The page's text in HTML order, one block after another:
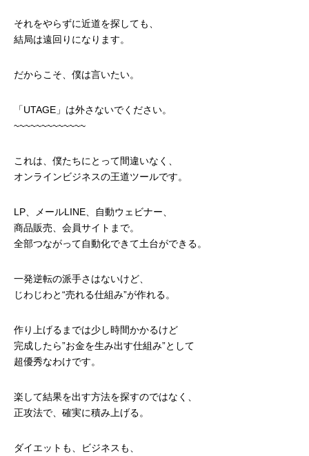
それをやらずに近道を探しても、
結局は遠回りになります。
だからこそ、僕は言いたい。
「UTAGE」は外さないでください。
~~~~~~~~~~~~~
これは、僕たちにとって間違いなく、
オンラインビジネスの王道ツールです。
LP、メールLINE、自動ウェビナー、
商品販売、会員サイトまで。
全部つながって自動化できて土台ができる。
一発逆転の派手さはないけど、
じわじわと“売れる仕組み”が作れる。
作り上げるまでは少し時間かかるけど
完成したら”お金を生み出す仕組み”として
超優秀なわけです。
楽して結果を出す方法を探すのではなく、
正攻法で、確実に積み上げる。
ダイエットも、ビジネスも、